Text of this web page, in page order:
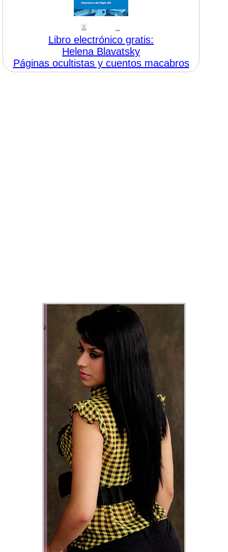
Libro electrónico gratis:
Helena Blavatsky
Páginas ocultistas y cuentos macabros